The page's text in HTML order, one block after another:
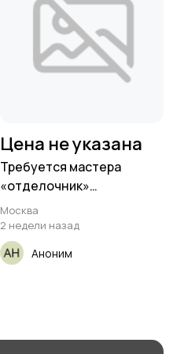
Цена не указана
Требуется мастера
«отделочник»
(Шпатлёвка, Грунтовка)
Метро
Москва
2 недели назад
Аноним